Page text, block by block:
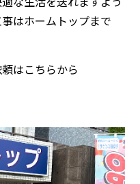
はホームトップまで
はこちらから